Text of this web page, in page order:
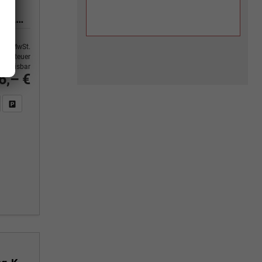
Executive 1.5 TSI 110 kW 6 Gang Klimaautomatik, Metallfarbe, ACC ,PDC v+h, LED, Smart Link, Rückkamera, Sun Set, Reserverad, 4 Jahre Garantie
€
19% MwSt.
Sie anFahrzeugexposé drucken